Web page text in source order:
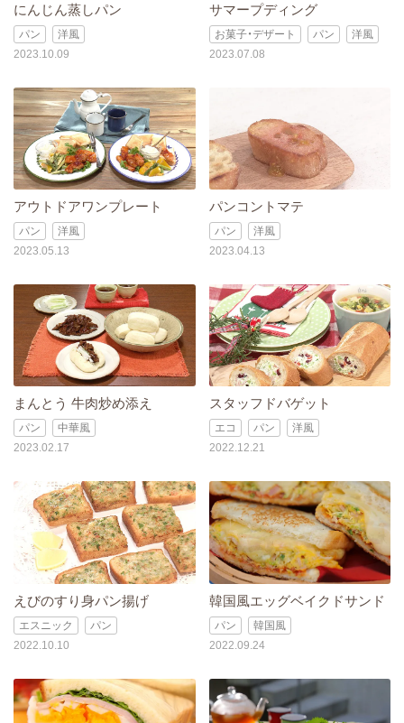
にんじん蒸しパン
パン
洋風
2023.10.09
サマープディング
お菓子・デザート パン
洋風
2023.07.08
アウトドアワンプレート
パン
洋風
2023.05.13
パンコントマテ
パン
洋風
2023.04.13
まんとう 牛肉炒め添え
パン
中華風
2023.02.17
スタッフドバゲット
エコ パン
洋風
2022.12.21
えびのすり身パン揚げ
エスニック
パン
2022.10.10
韓国風エッグベイクドサンド
パン
韓国風
2022.09.24